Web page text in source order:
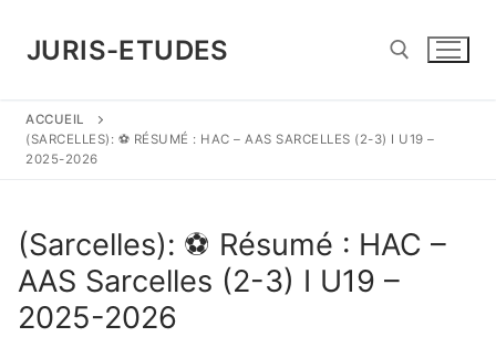
contenu
JURIS-ETUDES
Rechercher :
ACCUEIL
(SARCELLES): ⚽️ RÉSUMÉ : HAC – AAS SARCELLES (2-3) I U19 –
2025-2026
(Sarcelles): ⚽️ Résumé : HAC –
AAS Sarcelles (2-3) I U19 –
2025-2026